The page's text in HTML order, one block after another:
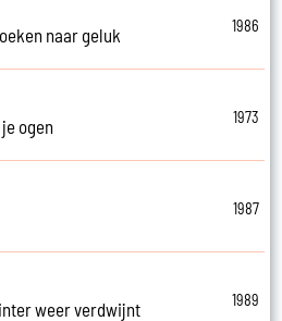
naar geluk
1986
ogen
1973
1987
weer verdwijnt
1989